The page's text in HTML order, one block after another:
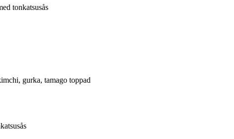
tonkatsusås
gurka, tamago toppad